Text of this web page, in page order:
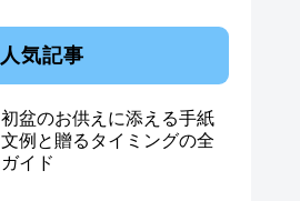
人気記事
初盆のお供えに添える手紙
文例と贈るタイミングの全
ガイド